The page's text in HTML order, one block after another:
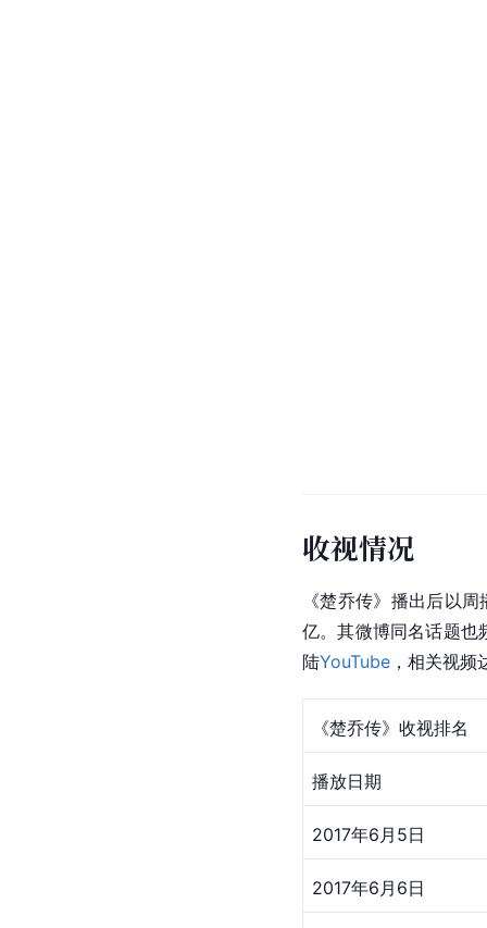
收视情况
《楚乔传》播出后以
亿。其微博同名话题也
陆YouTube ，相关视
《楚乔传》收视排名
播放日期
2017年6月5日
2017年6月6日